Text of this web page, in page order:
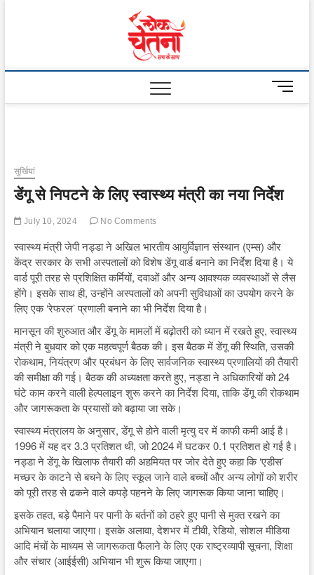
M
e
t
सुर्खियां
डेंगू से निपटने के लिए स्वास्थ्य मंत्री का नया निर्देश
July 10, 2024 No Comments
स्वास्थ्य मंत्री जेपी नड्डा ने अखिल भारतीय आयुर्विज्ञान संस्थान (एम्स) और
केंद्र सरकार के सभी अस्पतालों को विशेष डेंगू वार्ड बनाने का निर्देश दिया है। ये
वार्ड पूरी तरह से प्रशिक्षित कर्मियों, दवाओं और अन्य आवश्यक व्यवस्थाओं से लैस
होंगे। इसके साथ ही, उन्होंने अस्पतालों को अपनी सुविधाओं का उपयोग करने के
लिए एक ‘रेफरल’ प्रणाली बनाने का भी निर्देश दिया है।
मानसून की शुरुआत और डेंगू के मामलों में बढ़ोतरी को ध्यान में रखते हुए, स्वास्थ्य
मंत्री ने बुधवार को एक महत्वपूर्ण बैठक की। इस बैठक में डेंगू की स्थिति, उसकी
रोकथाम, नियंत्रण और प्रबंधन के लिए सार्वजनिक स्वास्थ्य प्रणालियों की तैयारी
की समीक्षा की गई। बैठक की अध्यक्षता करते हुए, नड्डा ने अधिकारियों को 24
घंटे काम करने वाली हेल्पलाइन शुरू करने का निर्देश दिया, ताकि डेंगू की रोकथाम
और जागरूकता के प्रयासों को बढ़ाया जा सके।
स्वास्थ्य मंत्रालय के अनुसार, डेंगू से होने वाली मृत्यु दर में काफी कमी आई है।
1996 में यह दर 3.3 प्रतिशत थी, जो 2024 में घटकर 0.1 प्रतिशत हो गई है।
नड्डा ने डेंगू के खिलाफ तैयारी की अहमियत पर जोर देते हुए कहा कि ‘एडीस’
मच्छर के काटने से बचने के लिए स्कूल जाने वाले बच्चों और अन्य लोगों को शरीर
को पूरी तरह से ढकने वाले कपड़े पहनने के लिए जागरूक किया जाना चाहिए।
इसके तहत, बड़े पैमाने पर पानी के बर्तनों को ठहरे हुए पानी से मुक्त रखने का
अभियान चलाया जाएगा। इसके अलावा, देशभर में टीवी, रेडियो, सोशल मीडिया
आदि मंचों के माध्यम से जागरूकता फैलाने के लिए एक राष्ट्रव्यापी सूचना, शिक्षा
और संचार (आईईसी) अभियान भी शुरू किया जाएगा।